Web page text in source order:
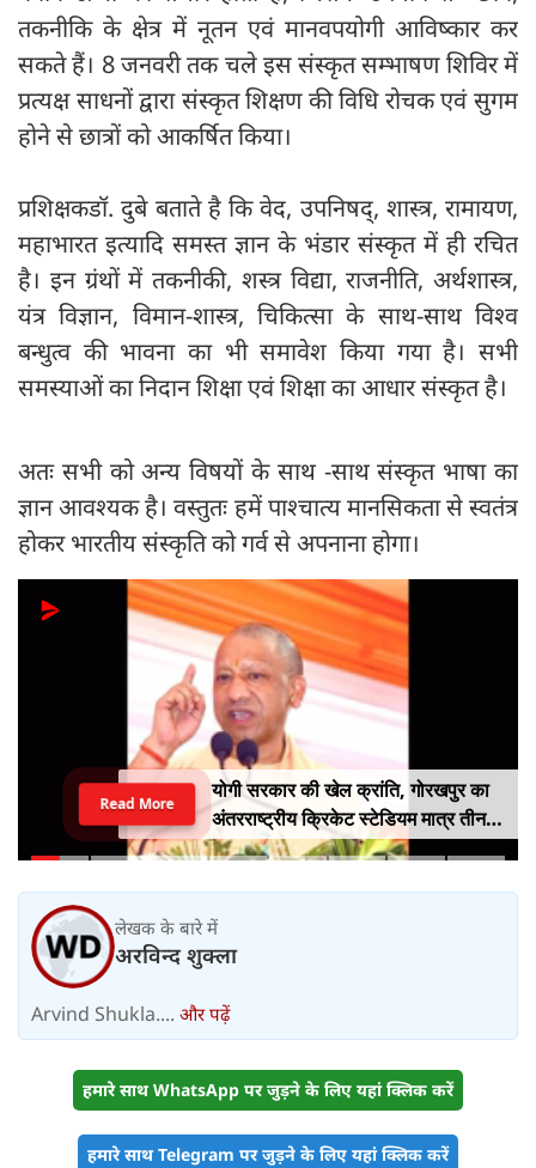
तकनीकि के क्षेत्र में नूतन एवं मानवपयोगी आविष्कार कर
सकते हैं। 8 जनवरी तक चले इस संस्कृत सम्भाषण शिविर में
प्रत्यक्ष साधनों द्वारा संस्कृत शिक्षण की विधि रोचक एवं सुगम
होने से छात्रों को आकर्षित किया।
प्रशिक्षकडॉ. दुबे बताते है कि वेद, उपनिषद्, शास्त्र, रामायण,
महाभारत इत्यादि समस्त ज्ञान के भंडार संस्कृत में ही रचित
है। इन ग्रंथों में तकनीकी, शस्त्र विद्या, राजनीति, अर्थशास्त्र,
यंत्र विज्ञान, विमान-शास्त्र, चिकित्सा के साथ-साथ विश्व
बन्धुत्व की भावना का भी समावेश किया गया है। सभी
समस्याओं का निदान शिक्षा एवं शिक्षा का आधार संस्कृत है।
अतः सभी को अन्य विषयों के साथ -साथ संस्कृत भाषा का
ज्ञान आवश्यक है। वस्तुतः हमें पाश्चात्य मानसिकता से स्वतंत्र
होकर भारतीय संस्कृति को गर्व से अपनाना होगा।
योगी सरकार की खेल क्रांति, गोरखपुर का
अंतरराष्ट्रीय क्रिकेट स्टेडियम मात्र तीन
महीने में लगभग 20% तैयार
Read More
लेखक के बारे में
अरविन्द शुक्ला
Arvind Shukla.... और पढ़ें
हमारे साथ WhatsApp पर जुड़ने के लिए यहां क्लिक करें
हमारे साथ Telegram पर जुड़ने के लिए यहां क्लिक करें